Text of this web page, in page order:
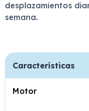
desplazamientos
semana.
Características
Motor